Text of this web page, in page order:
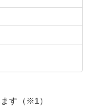
す（※1）